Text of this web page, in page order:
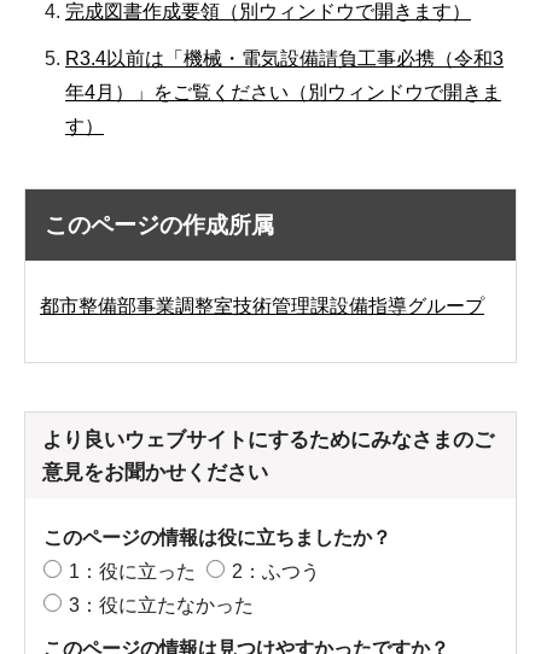
完成図書作成要領（別ウィンドウで開きます）
R3.4以前は「機械・電気設備請負工事必携（令和3
年4月）」をご覧ください（別ウィンドウで開きま
す）
このページの作成所属
都市整備部事業調整室技術管理課設備指導グループ
より良いウェブサイトにするためにみなさまのご
意見をお聞かせください
このページの情報は役に立ちましたか？
1：役に立った
2：ふつう
3：役に立たなかった
このページの情報は見つけやすかったですか？